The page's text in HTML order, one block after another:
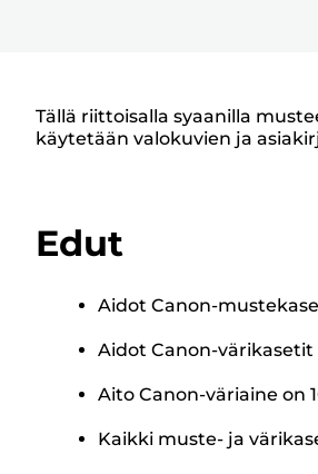
Tällä riittoisalla syaanilla
käytetään valokuvien ja
Edut
Aidot Canon-
Aidot Canon-
Aito Canon-väriaine on
Kaikki muste- ja